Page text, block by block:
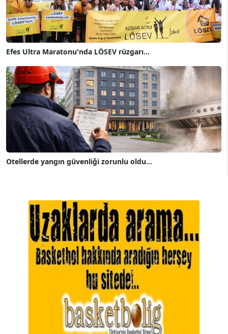
Efes Ultra Maratonu'nda LÖSEV rüzgarı...
Otellerde yangın güvenliği zorunlu oldu...
A. BAHRİ VRESKALA
Köşe Yazarı